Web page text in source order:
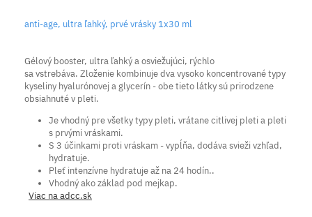
anti-age, ultra ľahký, prvé vrásky 1x30 ml
Gélový booster, ultra ľahký a osviežujúci, rýchlo
sa vstrebáva. Zloženie kombinuje dva vysoko koncentrované typy
kyseliny hyalurónovej a glycerín - obe tieto látky sú prirodzene
obsiahnuté v pleti.
Je vhodný pre všetky typy pleti, vrátane citlivej pleti a pleti
s prvými vráskami.
S 3 účinkami proti vráskam - vypĺňa, dodáva svieži vzhľad,
hydratuje.
Pleť intenzívne hydratuje až na 24 hodín..
Vhodný ako základ pod mejkap.
Viac na adcc.sk